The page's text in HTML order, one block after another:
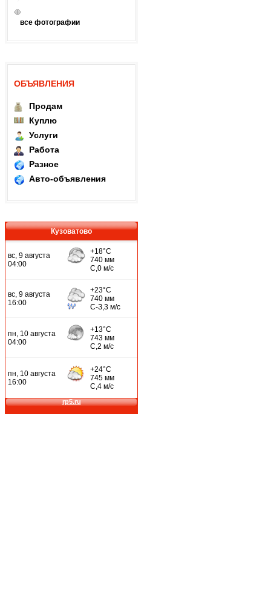
все фотографии
ОБЪЯВЛЕНИЯ
Продам
Куплю
Услуги
Работа
Разное
Авто-объявления
Кузоватово